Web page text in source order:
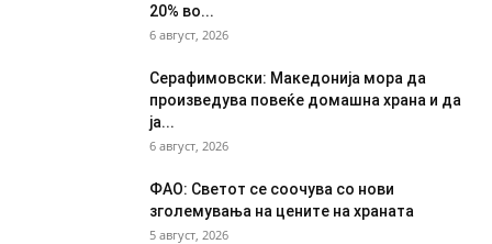
20% во...
6 август, 2026
Серафимовски: Македонија мора да
произведува повеќе домашна храна и да
ја...
6 август, 2026
ФАО: Светот се соочува со нови
зголемувања на цените на храната
5 август, 2026